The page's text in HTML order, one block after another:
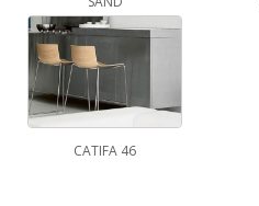
CATIFA 46